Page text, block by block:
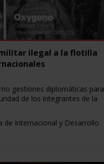
ilegal a la flotilla
gestiones diplomáticas para
de los integrantes de la
de Internacional y Desarrollo